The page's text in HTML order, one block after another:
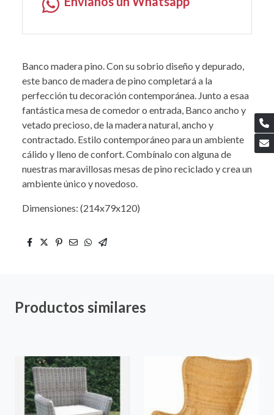
Banco madera pino. Con su sobrio diseño y depurado,
este banco de madera de pino completará a la
perfección tu decoración contemporánea. Junto a esaa
fantástica mesa de comedor o entrada, Banco ancho y
vetado precioso, de la madera natural, ancho y
contractado. Estilo contemporáneo para un ambiente
cálido y lleno de confort. Combínalo con alguna de
nuestras maravillosas mesas de pino reciclado y crea un
ambiente único y novedoso.
Dimensiones: (214x79x120)
Productos similares